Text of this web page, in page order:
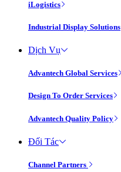
iLogistics
Industrial Display Solutions
Dịch Vụ
Advantech Global Services
Design To Order Services
Advantech Quality Policy
Đối Tác
Channel Partners